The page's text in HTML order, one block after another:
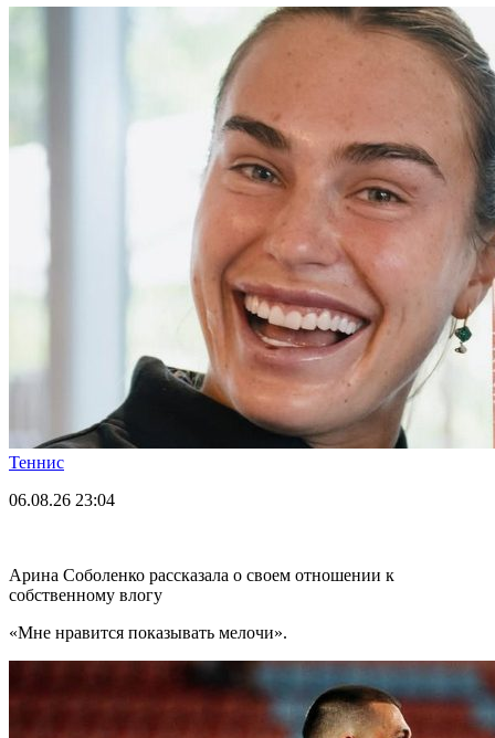
Теннис
06.08.26 23:04
Арина Соболенко рассказала о своем отношении к
собственному влогу
«Мне нравится показывать мелочи».